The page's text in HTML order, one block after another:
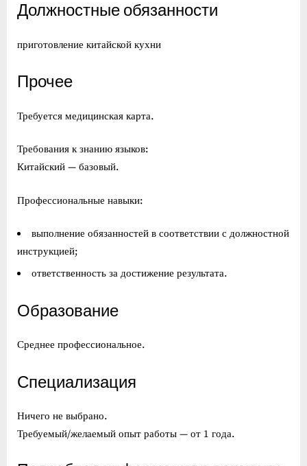
Должностные обязанности
приготовление китайской кухни
Прочее
Требуется медицинская карта.
Требования к знанию языков:
Китайский — базовый.
Профессиональные навыки:
выполнение обязанностей в соответствии с должностной
инструкцией;
ответственность за достижение результата.
Образование
Среднее профессиональное.
Специализация
Ничего не выбрано.
Требуемый/желаемый опыт работы — от 1 года.